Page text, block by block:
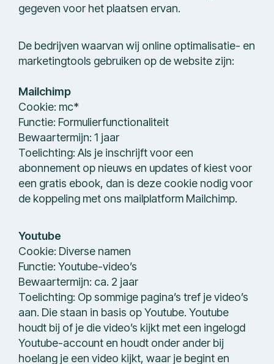
gegeven voor het plaatsen ervan.
De bedrijven waarvan wij online optimalisatie- en
marketingtools gebruiken op de website zijn:
Mailchimp
Cookie: mc*
Functie: Formulierfunctionaliteit
Bewaartermijn: 1 jaar
Toelichting: Als je inschrijft voor een
abonnement op nieuws en updates of kiest voor
een gratis ebook, dan is deze cookie nodig voor
de koppeling met ons mailplatform Mailchimp.
Youtube
Cookie: Diverse namen
Functie: Youtube-video’s
Bewaartermijn: ca. 2 jaar
Toelichting: Op sommige pagina’s tref je video’s
aan. Die staan in basis op Youtube. Youtube
houdt bij of je die video’s kijkt met een ingelogd
Youtube-account en houdt onder ander bij
hoelang je een video kijkt, waar je begint en